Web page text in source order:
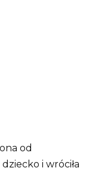
od
i wróciła